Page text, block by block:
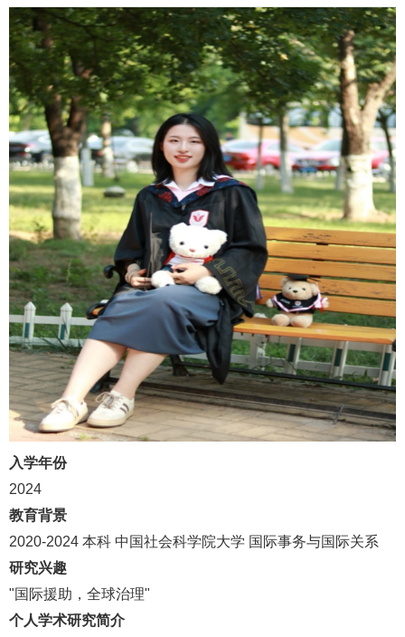
入学年份
2024
教育背景
2020-2024 本科 中国社会科学院大学 国际事务与国际关系
研究兴趣
"国际援助，全球治理"
个人学术研究简介